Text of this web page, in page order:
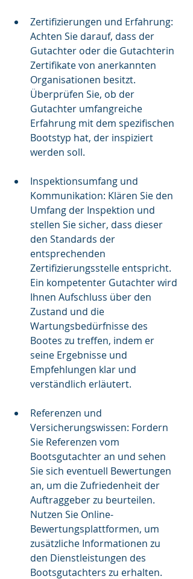
Zertifizierungen und Erfahrung:
Achten Sie darauf, dass der
Gutachter oder die Gutachterin
Zertifikate von anerkannten
Organisationen besitzt.
Überprüfen Sie, ob der
Gutachter umfangreiche
Erfahrung mit dem spezifischen
Bootstyp hat, der inspiziert
werden soll.
Inspektionsumfang und
Kommunikation: Klären Sie den
Umfang der Inspektion und
stellen Sie sicher, dass dieser
den Standards der
entsprechenden
Zertifizierungsstelle entspricht.
Ein kompetenter Gutachter wird
Ihnen Aufschluss über den
Zustand und die
Wartungsbedürfnisse des
Bootes zu treffen, indem er
seine Ergebnisse und
Empfehlungen klar und
verständlich erläutert.
Referenzen und
Versicherungswissen: Fordern
Sie Referenzen vom
Bootsgutachter an und sehen
Sie sich eventuell Bewertungen
an, um die Zufriedenheit der
Auftraggeber zu beurteilen.
Nutzen Sie Online-
Bewertungsplattformen, um
zusätzliche Informationen zu
den Dienstleistungen des
Bootsgutachters zu erhalten.